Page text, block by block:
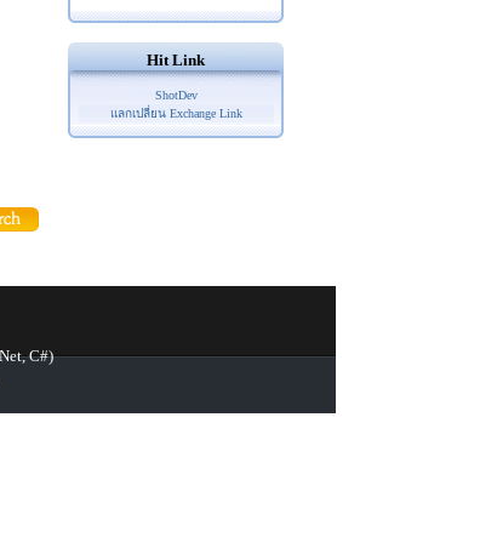
Hit Link
ShotDev
แลกเปลี่ยน Exchange Link
C#)